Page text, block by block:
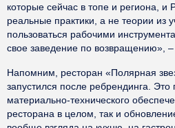
которые сейчас в топе и региона, и
реальные практики, а не теории из
пользоваться рабочими
свое заведение по возвращению», –
Напомним, ресторан «Полярная
запустился после ребрендинга.
материально-технического
ресторана в целом, так и